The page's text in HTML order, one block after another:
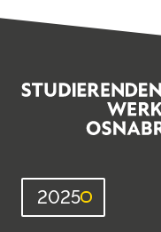
2025